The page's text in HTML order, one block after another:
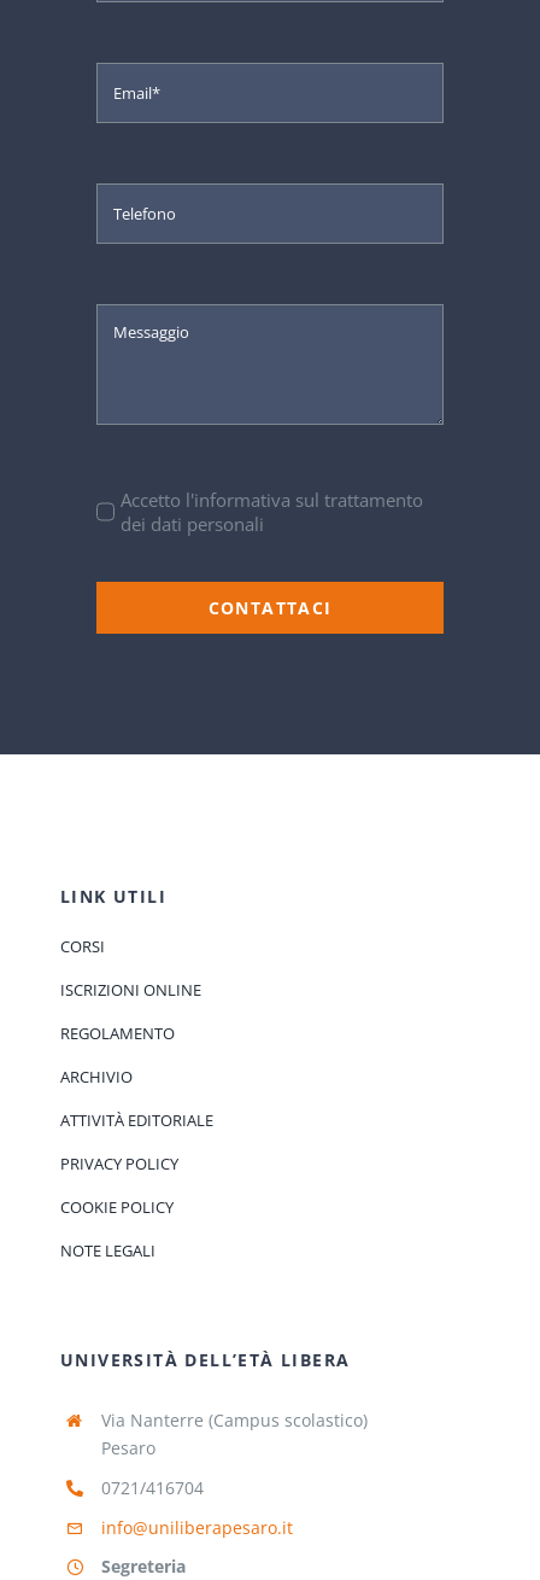
Accetto l'informativa sul trattamento
dei dati personali
CONTATTACI
LINK UTILI
CORSI
ISCRIZIONI ONLINE
REGOLAMENTO
ARCHIVIO
ATTIVITÀ EDITORIALE
PRIVACY POLICY
COOKIE POLICY
NOTE LEGALI
UNIVERSITÀ DELL’ETÀ LIBERA
Via Nanterre (Campus scolastico)
Pesaro
0721/416704
info@uniliberapesaro.it
Segreteria